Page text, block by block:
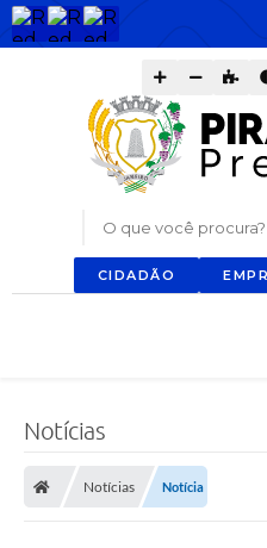
O que você procura?
CIDADÃO
Notícias
Notícias Notícia